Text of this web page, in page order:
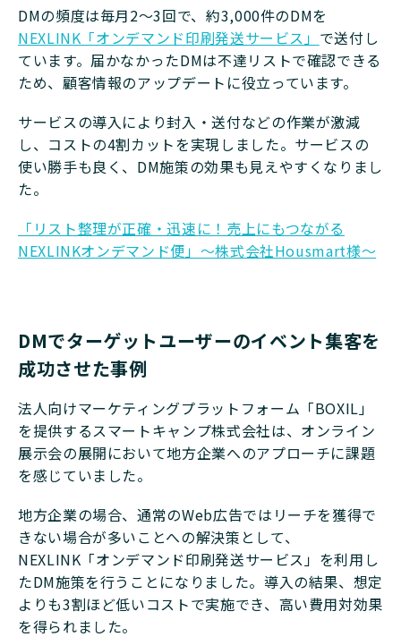
DMの頻度は毎月2〜3回で、約3,000件のDMを
NEXLINK「オンデマンド印刷発送サービス」 で送付し
ています。届かなかったDMは不達リストで確認できる
ため、顧客情報のアップデートに役立っています。
サービスの導入により封入・送付などの作業が激減
し、コストの4割カットを実現しました。サービスの
使い勝手も良く、DM施策の効果も見えやすくなりまし
た。
「リスト整理が正確・迅速に！売上にもつながる
NEXLINKオンデマンド便」～株式会社Housmart様～
DMでターゲットユーザーのイベント集客を
成功させた事例
法人向けマーケティングプラットフォーム「BOXIL」
を提供するスマートキャンプ株式会社は、オンライン
展示会の展開において地方企業へのアプローチに課題
を感じていました。
地方企業の場合、通常のWeb広告ではリーチを獲得で
きない場合が多いことへの解決策として、
NEXLINK「オンデマンド印刷発送サービス」を利用し
たDM施策を行うことになりました。導入の結果、想定
よりも3割ほど低いコストで実施でき、高い費用対効果
を得られました。